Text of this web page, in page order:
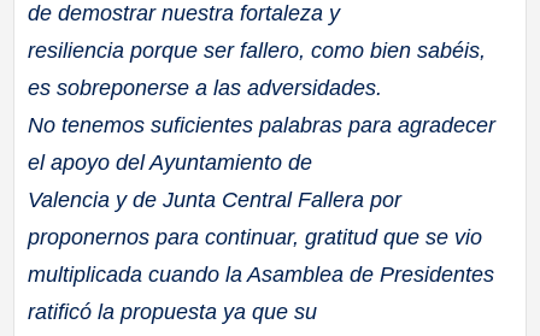
de demostrar nuestra fortaleza y
resiliencia porque ser fallero, como bien sabéis,
es sobreponerse a las adversidades.
No tenemos suficientes palabras para agradecer
el apoyo del Ayuntamiento de
Valencia y de Junta Central Fallera por
proponernos para continuar, gratitud que se vio
multiplicada cuando la Asamblea de Presidentes
ratificó la propuesta ya que su